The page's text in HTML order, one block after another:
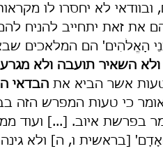
ובוודאי לא יחסרו לו
את זאת יתחייב להניח
הָאֱלֹהִים' הם המלאכים
ולא השאיר תועבה ולא
אשר הביא את הבדאי
כי טעות המפרש הזה
בפרשת איוב. [...] ועוד
[בראשית ו, ה] ולא